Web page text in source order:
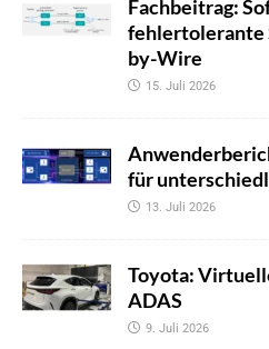
Fachbeitrag:
fehlertolerante
by-Wire
15. Juli 2026
für
13. Juli 2026
Toyota:
ADAS
9. Juli 2026